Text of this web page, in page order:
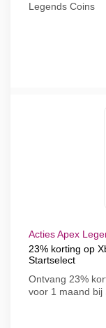
Legends Coins
Acties Apex
23% korting op
Startselect
Ontvang 23%
voor 1 maand bij